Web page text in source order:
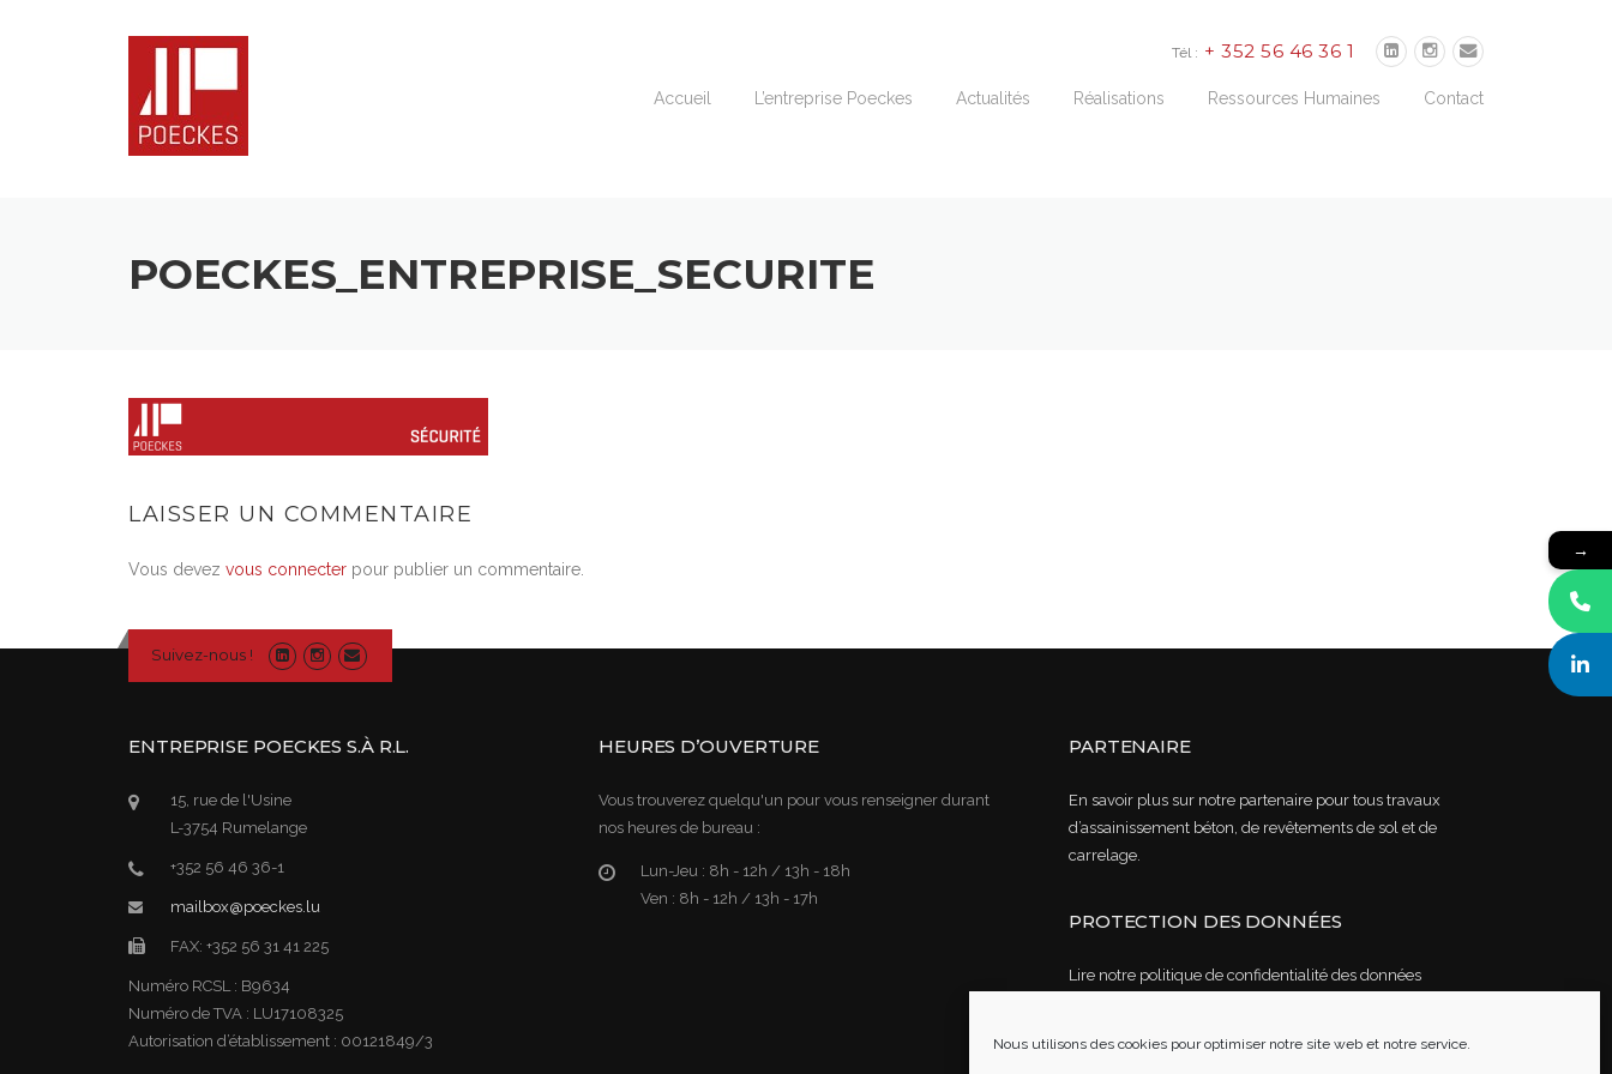
Nous utilisons des cookies pour optimiser notre site web et notre service.
Tél : + 352 56 46 36 1
Accueil L’entreprise Poeckes Actualités Réalisations Ressources Humaines Contact
POECKES_ENTREPRISE_SECURITE
LAISSER UN COMMENTAIRE
Vous devez vous connecter pour publier un commentaire.
Suivez-nous !
ENTREPRISE POECKES S.À R.L.
15, rue de l'Usine
L-3754 Rumelange
+352 56 46 36-1
mailbox@poeckes.lu
FAX: +352 56 31 41 225
Numéro RCSL : B9634
Numéro de TVA : LU17108325
Autorisation d’établissement : 00121849/3
HEURES D’OUVERTURE
Vous trouverez quelqu'un pour vous renseigner durant
nos heures de bureau :
Lun-Jeu : 8h - 12h / 13h - 18h
Ven : 8h - 12h / 13h - 17h
PARTENAIRE
En savoir plus sur notre partenaire pour tous travaux
d’assainissement béton, de revêtements de sol et de
carrelage.
PROTECTION DES DONNÉES
Lire notre politique de confidentialité des données
→